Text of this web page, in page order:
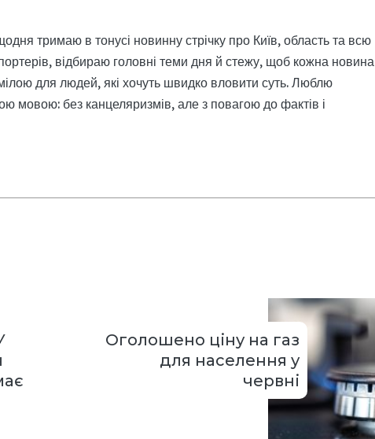
тримаю в тонусі новинну стрічку про Київ, область та всю
відбираю головні теми дня й стежу, щоб кожна новина
для людей, які хочуть швидко вловити суть. Люблю
мовою: без канцеляризмів, але з повагою до фактів і
Оголошено ціну на газ
для населення у
червні